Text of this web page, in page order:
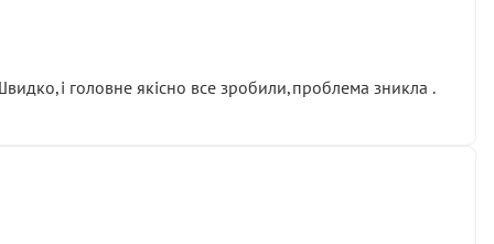
головне якісно все зробили,проблема зникла .